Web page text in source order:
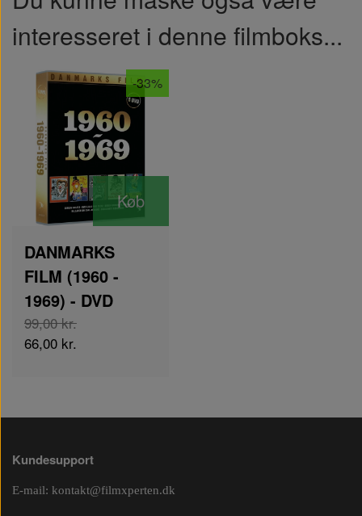
interesseret i denne filmboks...
-33%
Køb
DANMARKS
FILM (1960 -
1969) - DVD
99,00 kr.
66,00 kr.
Kundesupport
E-mail: kontakt@filmxperten.dk